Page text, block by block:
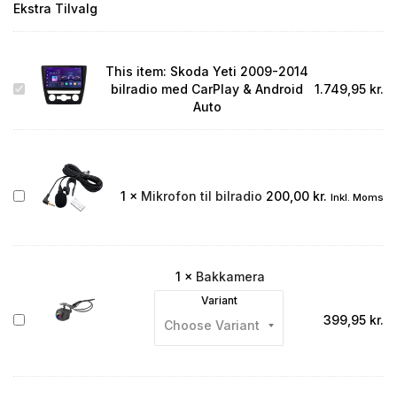
Ekstra Tilvalg
Skoda
CarPlay
Auto
This item: Skoda Yeti 2009-2014
bilradio med CarPlay & Android
Auto
1.749,95 kr.
Mikrofon
1 × Mikrofon til bilradio 200,00 kr. Inkl. Moms
Bakkamera
1 × Bakkamera
Variant
399,95 kr.